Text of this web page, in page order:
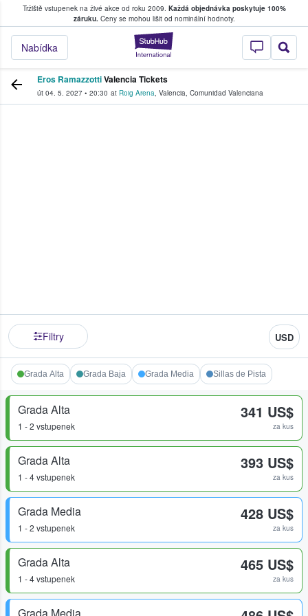
Tržiště vstupenek na živé akce od roku 2009. Každá objednávka poskytuje 100%
záruku.Ceny se mohou lišit od nominální hodnoty.
StubHub –
Nabídka
kde fanoušci kupují a prodávají vstupenky
Eros RamazzottiValencia Tickets
út 04. 5. 2027 • 20:30 at Roig Arena, Valencia, Comunidad Valenciana
Filtry USD
Grada Alta Grada Baja Grada Media Sillas de Pista
Grada Alta
1 - 2 vstupenek
341 US$
za kus
Grada Alta
1 - 4 vstupenek
393 US$
za kus
Grada Media
1 - 2 vstupenek
428 US$
za kus
Grada Alta
1 - 4 vstupenek
465 US$
za kus